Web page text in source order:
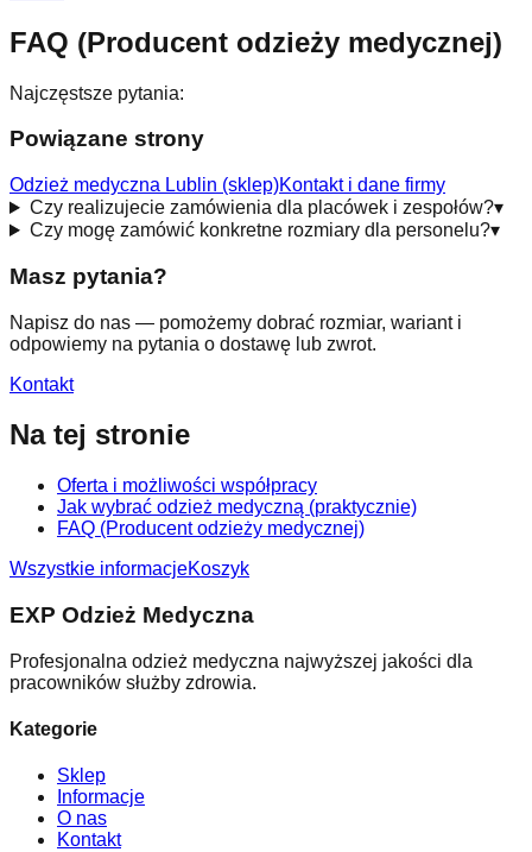
FAQ (Producent odzieży medycznej)
Najczęstsze pytania:
Powiązane strony
Odzież medyczna Lublin (sklep)Kontakt i dane firmy
Czy realizujecie zamówienia dla placówek i zespołów?▾
Czy mogę zamówić konkretne rozmiary dla personelu?▾
Masz pytania?
Napisz do nas — pomożemy dobrać rozmiar, wariant i
odpowiemy na pytania o dostawę lub zwrot.
Kontakt
Na tej stronie
Oferta i możliwości współpracy
Jak wybrać odzież medyczną (praktycznie)
FAQ (Producent odzieży medycznej)
Wszystkie informacjeKoszyk
EXP Odzież Medyczna
Profesjonalna odzież medyczna najwyższej jakości dla
pracowników służby zdrowia.
Kategorie
Sklep
Informacje
O nas
Kontakt